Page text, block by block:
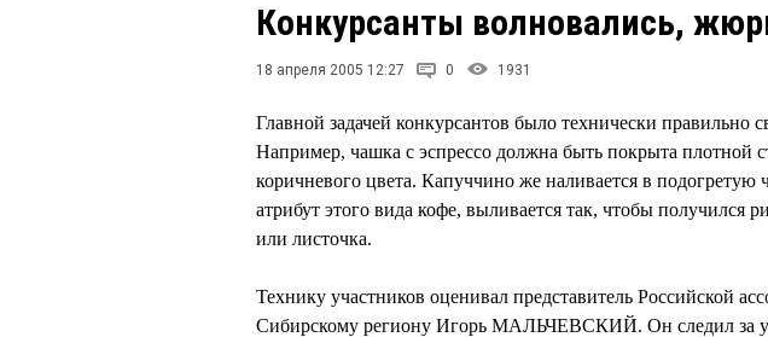
Конкурсанты волновались,
18 апреля 2005 12:27 0 1931
Главной задачей конкурсантов было технически правильно
Например, чашка с эспрессо должна быть покрыта плотной
коричневого цвета. Капуччино же наливается в подогретую
атрибут этого вида кофе, выливается так, чтобы получился
или листочка.
Технику участников оценивал представитель Российской
Сибирскому региону Игорь МАЛЬЧЕВСКИЙ. Он следил за